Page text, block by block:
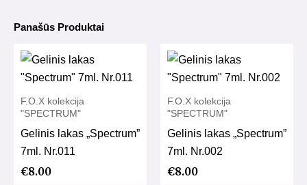
Panašūs Produktai
F.O.X kolekcija
"SPECTRUM"
Gelinis lakas „Spectrum”
7ml. Nr.011
€8.00
F.O.X kolekcija
"SPECTRUM"
Gelinis lakas „Spectrum”
7ml. Nr.002
€8.00